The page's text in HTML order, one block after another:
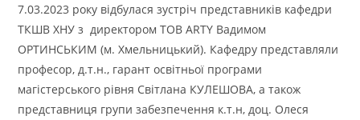
7.03.2023 року відбулася зустріч представників кафедри
ТКШВ ХНУ з директором ТОВ АRTY Вадимом
ОРТИНСЬКИМ (м. Хмельницький). Кафедру представляли
професор, д.т.н., гарант освітньої програми
магістерського рівня Світлана КУЛЕШОВА, а також
представниця групи забезпечення к.т.н, доц. Олеся